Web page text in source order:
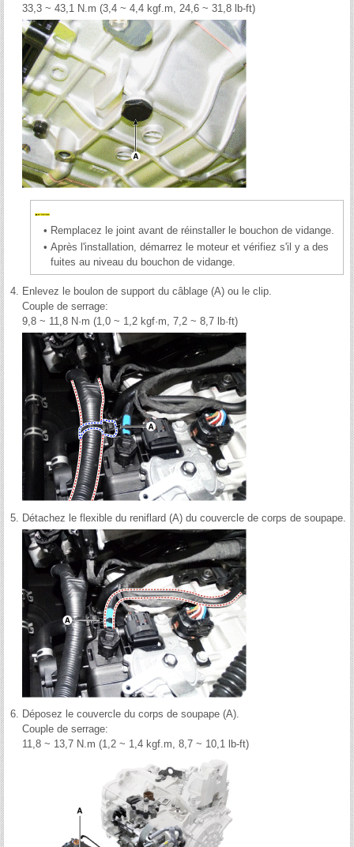
33,3 ~ 43,1 N.m (3,4 ~ 4,4 kgf.m, 24,6 ~ 31,8 lb-ft)
• Remplacez le joint avant de réinstaller le bouchon de vidange.
• Après l'installation, démarrez le moteur et vérifiez s'il y a des
fuites au niveau du bouchon de vidange.
4. Enlevez le boulon de support du câblage (A) ou le clip.
Couple de serrage:
9,8 ~ 11,8 N·m (1,0 ~ 1,2 kgf·m, 7,2 ~ 8,7 lb·ft)
5. Détachez le flexible du reniflard (A) du couvercle de corps de soupape.
6. Déposez le couvercle du corps de soupape (A).
Couple de serrage:
11,8 ~ 13,7 N.m (1,2 ~ 1,4 kgf.m, 8,7 ~ 10,1 lb-ft)